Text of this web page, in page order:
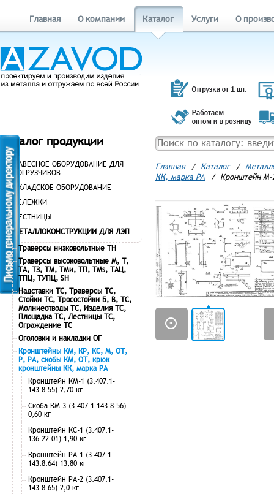
Главная О компании Каталог Услуги О
Каталог продукции
НАВЕСНОЕ ОБОРУДОВАНИЕ ДЛЯ
ПОГРУЗЧИКОВ
СКЛАДСКОЕ ОБОРУДОВАНИЕ
ТЕЛЕЖКИ
ЛЕСТНИЦЫ
МЕТАЛЛОКОНСТРУКЦИИ ДЛЯ ЛЭП
Траверсы низковольтные ТН
Траверсы высоковольтные М, Т,
ТА, ТЗ, ТМ, ТМи, ТП, ТМs, ТАЦ,
ТПЦ, ТУПЦ, SH
Надставки ТС, Траверсы ТС,
Стойки ТС, Тросостойки Б, В, ТС,
Молниеотводы ТС, Изделия ТС,
Площадка ТС, Лестницы ТС,
Ограждение ТС
Оголовки и накладки ОГ
Кронштейны КМ, КР, КС, М, ОТ,
Р, РА, скобы КМ, ОТ, крюк
кронштейны КК, марка РА
Кронштейн КМ-1 (3.407.1-
143.8.55) 2,70 кг
Скоба КМ-3 (3.407.1-143.8.56)
0,60 кг
Кронштейн КС-1 (3.407.1-
136.22.01) 1,90 кг
Кронштейн РА-1 (3.407.1-
143.8.64) 13,80 кг
Кронштейн РА-2 (3.407.1-
143.8.65) 2,0 кг
Главная / Каталог /
КК, марка РА
/ Кронштейн